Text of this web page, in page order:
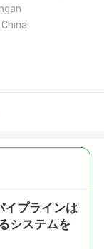
イプラインは
システムを